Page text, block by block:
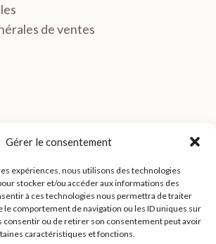
Gérer le consentement
expériences, nous utilisons des technologies
stocker et/ou accéder aux informations des
à ces technologies nous permettra de traiter
le comportement de navigation ou les ID uniques sur
consentir ou de retirer son consentement peut avoir
caractéristiques et fonctions.
de ventes